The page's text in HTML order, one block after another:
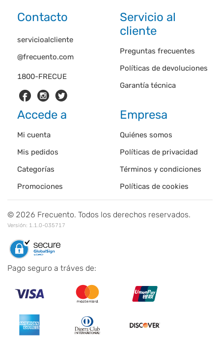
Contacto
1800-FRECUE
servicioalcliente
@frecuento.com
Servicio al
cliente
Preguntas frecuentes
Políticas de devoluciones
Garantía técnica
Accede a
Mi cuenta
Mis pedidos
Categorías
Promociones
Empresa
Quiénes somos
Políticas de privacidad
Términos y condiciones
Políticas de cookies
© 2026 Frecuento. Todos los derechos reservados.
Versión: 1.1.0-035717
Pago seguro a tráves de: